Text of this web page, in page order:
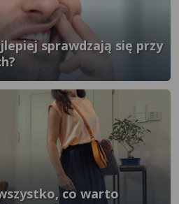
sprawdzają się przy
co warto